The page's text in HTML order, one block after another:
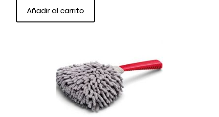
Añadir al carrito